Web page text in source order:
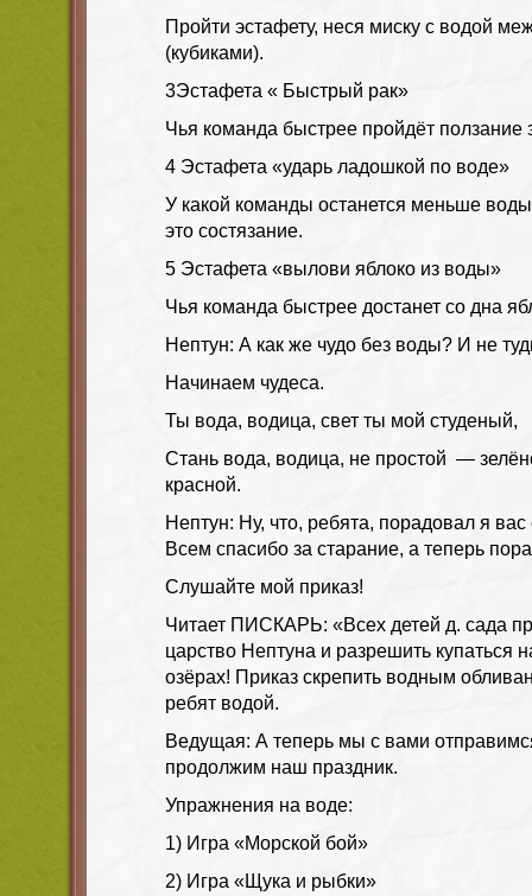
Пройти эстафету, неся миску с водой
(кубиками).
3Эстафета « Быстрый рак»
Чья команда быстрее пройдёт ползание
4 Эстафета «ударь ладошкой по воде»
У какой команды останется меньше
это состязание.
5 Эстафета «вылови яблоко из воды»
Чья команда быстрее достанет со дна
Нептун: А как же чудо без воды? И не
Начинаем чудеса.
Ты вода, водица, свет ты мой студеный,
Стань вода, водица, не простой —
красной.
Нептун: Ну, что, ребята, порадовал я
Всем спасибо за старание, а теперь
Слушайте мой приказ!
Читает ПИСКАРЬ: «Всех детей д. сада
царство Нептуна и разрешить купаться
озёрах! Приказ скрепить водным
ребят водой.
Ведущая: А теперь мы с вами
продолжим наш праздник.
Упражнения на воде:
1) Игра «Морской бой»
2) Игра «Щука и рыбки»